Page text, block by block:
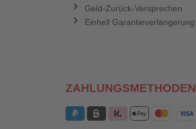
Geld-Zurück-Versprechen
Einhell Garantieverlängerung
ZAHLUNGSMETHODEN